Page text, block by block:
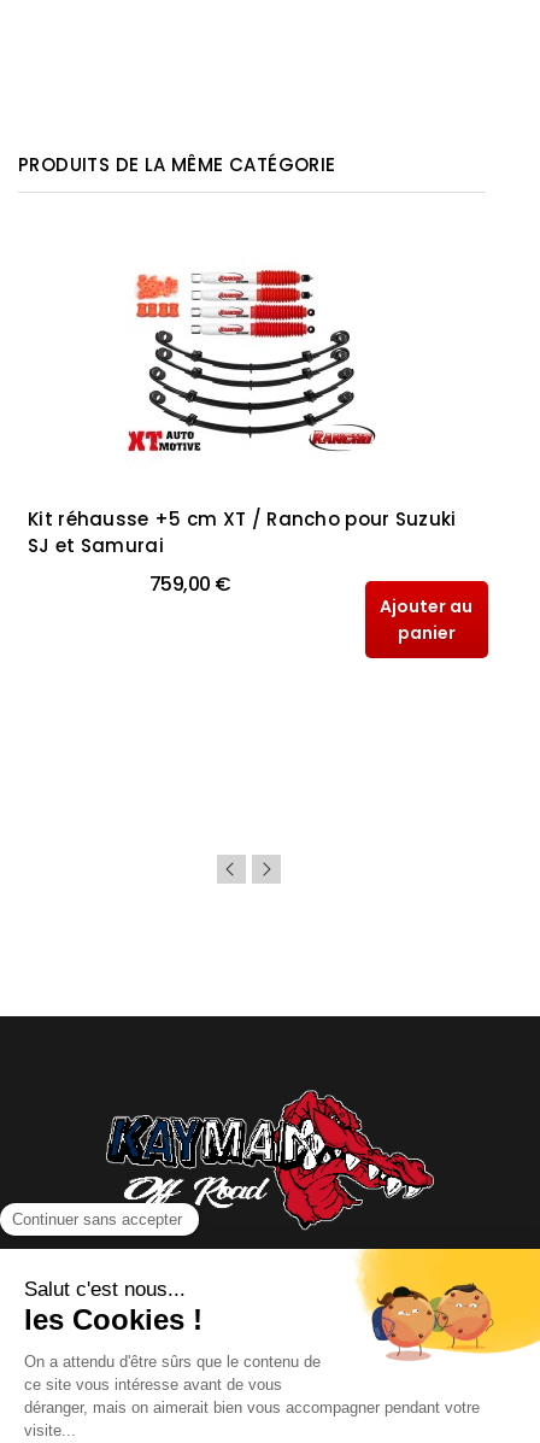
PRODUITS DE LA MÊME CATÉGORIE
Kit réhausse +5 cm XT / Rancho pour Suzuki
SJ et Samurai
759,00 €
Ajouter au
panier
NOUS CONTACTER
INFORMATIONS